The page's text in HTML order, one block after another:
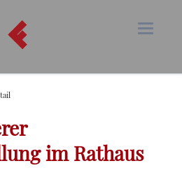
im Rathaus